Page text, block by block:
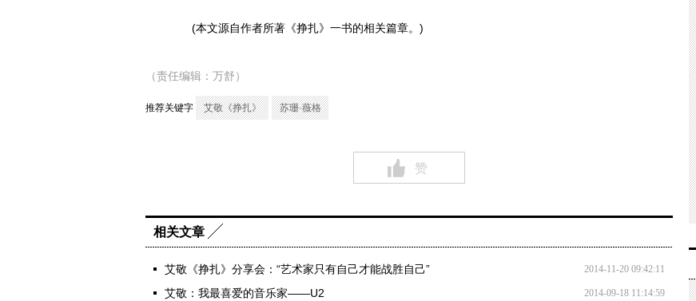
(本文源自作者所著《挣扎》一书的相关篇章。)
（责任编辑：万舒）
推荐关键字 艾敬《挣扎》 苏珊·薇格
赞
相关文章
2014-11-20 09:42:11
艾敬《挣扎》分享会：“艺术家只有自己才能战胜自己”
2014-09-18 11:14:59
艾敬：我最喜爱的音乐家——U2